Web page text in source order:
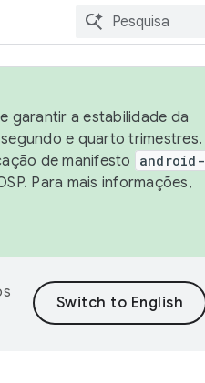
garantir a estabilidade da
e quarto trimestres.
de manifesto
android-
Para mais informações,